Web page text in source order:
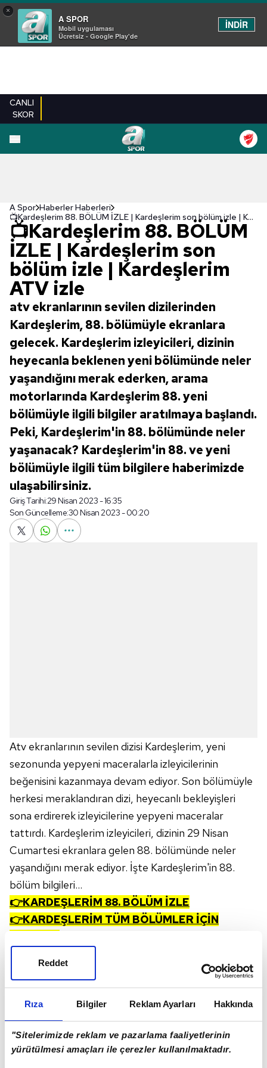
Rıza Bilgiler Reklam Ayarları Hakkında
"Sitelerimizde reklam ve pazarlama faaliyetlerinin
yürütülmesi amaçları ile çerezler kullanılmaktadır.
Reddet
×
A SPOR
Mobil uygulaması
Ücretsiz - Google Play'de
İNDİR
CANLI
SKOR
A Spor Haberler Haberleri
📺Kardeşlerim 88. BÖLÜM İZLE | Kardeşlerim son bölüm izle | Kardeşlerim ATV izle
📺Kardeşlerim 88. BÖLÜM
İZLE | Kardeşlerim son
bölüm izle | Kardeşlerim
ATV izle
atv ekranlarının sevilen dizilerinden
Kardeşlerim, 88. bölümüyle ekranlara
gelecek. Kardeşlerim izleyicileri, dizinin
heyecanla beklenen yeni bölümünde neler
yaşandığını merak ederken, arama
motorlarında Kardeşlerim 88. yeni
bölümüyle ilgili bilgiler aratılmaya başlandı.
Peki, Kardeşlerim'in 88. bölümünde neler
yaşanacak? Kardeşlerim'in 88. ve yeni
bölümüyle ilgili tüm bilgilere haberimizde
ulaşabilirsiniz.
Giriş Tarihi:29 Nisan 2023 - 16:35
Son Güncelleme:30 Nisan 2023 - 00:20
Atv ekranlarının sevilen dizisi Kardeşlerim, yeni
sezonunda yepyeni maceralarla izleyicilerinin
beğenisini kazanmaya devam ediyor. Son bölümüyle
herkesi meraklandıran dizi, heyecanlı bekleyişleri
sona erdirerek izleyicilerine yepyeni maceralar
tattırdı. Kardeşlerim izleyicileri, dizinin 29 Nisan
Cumartesi ekranlara gelen 88. bölümünde neler
yaşandığını merak ediyor. İşte Kardeşlerim'in 88.
bölüm bilgileri...
👉KARDEŞLERİM 88. BÖLÜM İZLE
👉KARDEŞLERİM TÜM BÖLÜMLER İÇİN